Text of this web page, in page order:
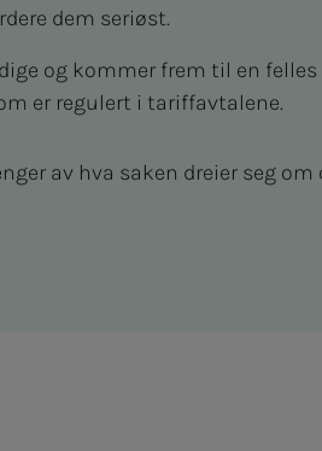
dem seriøst.
og kommer frem til en
er regulert i tariffavtalene.
av hva saken dreier seg